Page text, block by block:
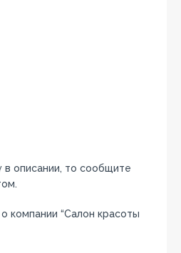
в описании, то сообщите
о компании “Салон красоты